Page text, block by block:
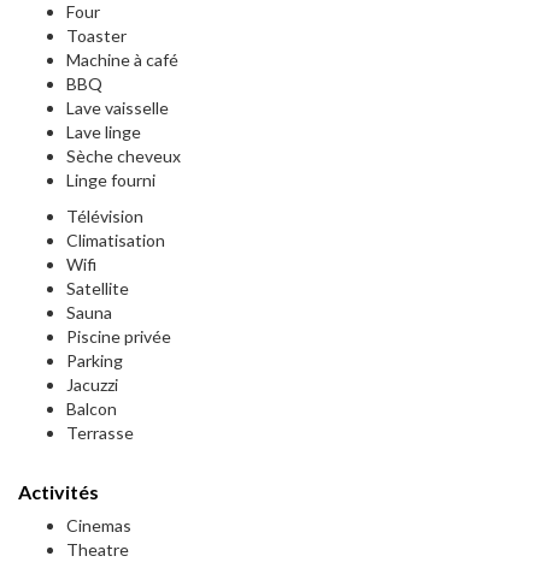
Four
Toaster
Machine à café
BBQ
Lave vaisselle
Lave linge
Sèche cheveux
Linge fourni
Télévision
Climatisation
Wifi
Satellite
Sauna
Piscine privée
Parking
Jacuzzi
Balcon
Terrasse
Activités
Cinemas
Theatre